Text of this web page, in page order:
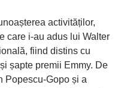
activităților,
care i-au adus lui Walter
fiind distins cu
șapte premii Emmy. De
Popescu-Gopo și a